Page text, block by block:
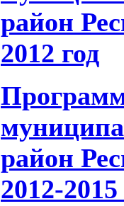
район
2012 год
район
2012-